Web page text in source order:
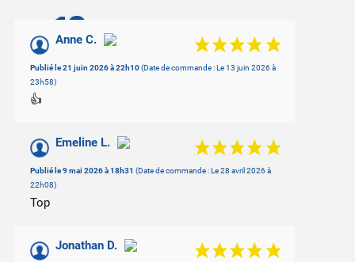
10/10
Basé sur 11 avis
Anne C.
Publié le 21 juin 2026 à 22h10(Date de commande : Le 13 juin 2026 à
23h58)
👍
Emeline L.
Publié le 9 mai 2026 à 18h31 (Date de commande : Le 28 avril 2026 à
22h08)
Top
Jonathan D.